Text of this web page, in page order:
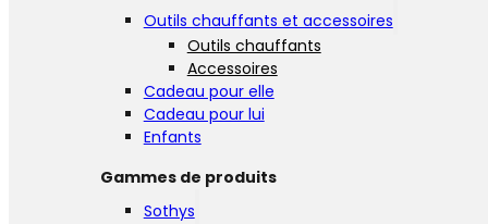
Outils chauffants et accessoires
Outils chauffants
Accessoires
Cadeau pour elle
Cadeau pour lui
Enfants
Gammes de produits
Sothys